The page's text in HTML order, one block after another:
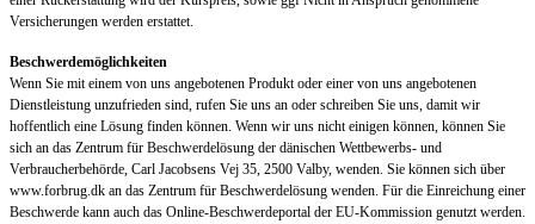
Versicherungen werden erstattet.
Beschwerdemöglichkeiten
Wenn Sie mit einem von uns angebotenen Produkt oder einer von uns angebotenen
Dienstleistung unzufrieden sind, rufen Sie uns an oder schreiben Sie uns, damit wir
hoffentlich eine Lösung finden können. Wenn wir uns nicht einigen können, können Sie
sich an das Zentrum für Beschwerdelösung der dänischen Wettbewerbs- und
Verbraucherbehörde, Carl Jacobsens Vej 35, 2500 Valby, wenden. Sie können sich über
www.forbrug.dk an das Zentrum für Beschwerdelösung wenden. Für die Einreichung einer
Beschwerde kann auch das Online-Beschwerdeportal der EU-Kommission genutzt werden.